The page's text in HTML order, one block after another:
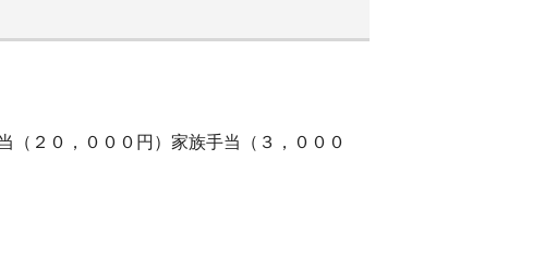
（２０，０００円）家族手当（３，０００